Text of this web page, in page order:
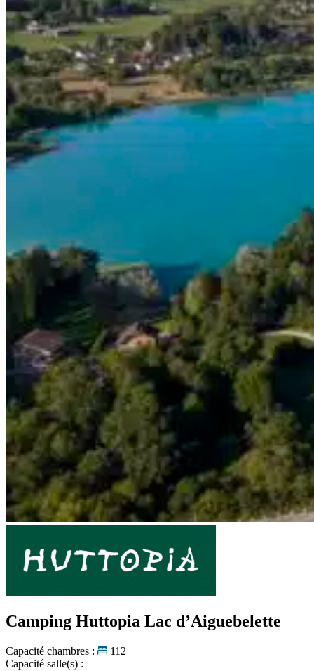
Camping Huttopia Lac d’Aiguebelette
Capacité chambres :
112
Capacité salle(s) :